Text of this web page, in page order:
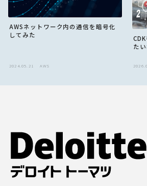
AWSネットワーク内の通信を暗号化
してみた
2024.05.21 AWS
た